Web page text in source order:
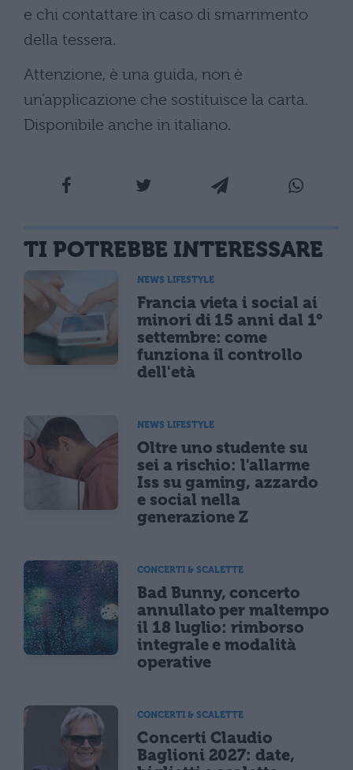
e chi contattare in caso di smarrimento
della tessera.
Attenzione, è una guida, non è
un’applicazione che sostituisce la carta.
Disponibile anche in italiano.
TI POTREBBE INTERESSARE
NEWS LIFESTYLE
Francia vieta i social ai
minori di 15 anni dal 1°
settembre: come
funziona il controllo
dell'età
NEWS LIFESTYLE
Oltre uno studente su
sei a rischio: l'allarme
Iss su gaming, azzardo
e social nella
generazione Z
CONCERTI & SCALETTE
Bad Bunny, concerto
annullato per maltempo
il 18 luglio: rimborso
integrale e modalità
operative
CONCERTI & SCALETTE
Concerti Claudio
Baglioni 2027: date,